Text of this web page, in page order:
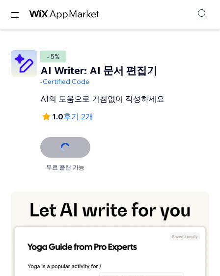
- 5%
AI Writer: AI 문서 편집기
-Certified Code
AI의 도움으로 거침없이 작성하세요
1.0후기 2개
무료 플랜 가능